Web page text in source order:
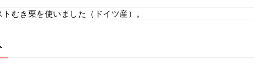
むき栗を使いました（ドイツ産）。